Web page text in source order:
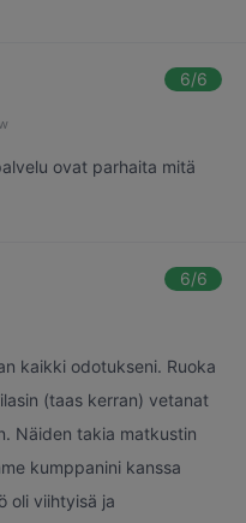
6/6
ovat parhaita mitä
6/6
kaikki odotukseni. Ruoka
(taas kerran) vetanat
Näiden takia matkustin
kumppanini kanssa
oli viihtyisä ja